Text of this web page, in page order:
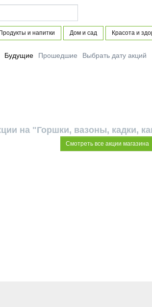
и напитки Дом и сад Красота и
Будущие Прошедшие Выбрать дату акций
на "Горшки, вазоны, кадки,
Смотреть все акции магазина